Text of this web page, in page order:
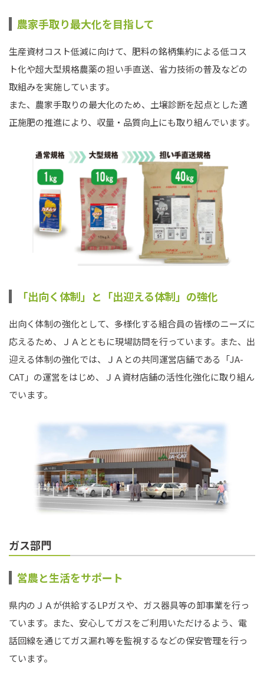
農家手取り最大化を目指して
生産資材コスト低減に向けて、肥料の銘柄集約による低コス
ト化や超大型規格農薬の担い手直送、省力技術の普及などの
取組みを実施しています。
また、農家手取りの最大化のため、土壌診断を起点とした適
正施肥の推進により、収量・品質向上にも取り組んでいます。
「出向く体制」と「出迎える体制」の強化
出向く体制の強化として、多様化する組合員の皆様のニーズに
応えるため、ＪＡとともに現場訪問を行っています。また、出
迎える体制の強化では、ＪＡとの共同運営店舗である「JA-
CAT」の運営をはじめ、ＪＡ資材店舗の活性化強化に取り組ん
でいます。
ガス部門
営農と生活をサポート
県内のＪＡが供給するLPガスや、ガス器具等の卸事業を行っ
ています。また、安心してガスをご利用いただけるよう、電
話回線を通じてガス漏れ等を監視するなどの保安管理を行っ
ています。